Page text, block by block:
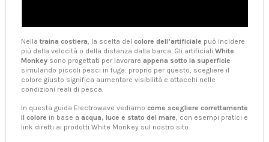
Nella traina costiera, la scelta del colore dell’artificiale può incidere
più della velocità o della distanza dalla barca. Gli artificiali White
Monkey sono progettati per lavorare appena sotto la superficie
simulando piccoli pesci in fuga: proprio per questo, scegliere il
colore giusto significa aumentare visibilità e attacchi nelle
condizioni reali di pesca.
In questa guida Electrowave vediamo come scegliere correttamente
il colore in base a acqua, luce e stato del mare, con esempi pratici e
link diretti ai prodotti White Monkey sul nostro sito.